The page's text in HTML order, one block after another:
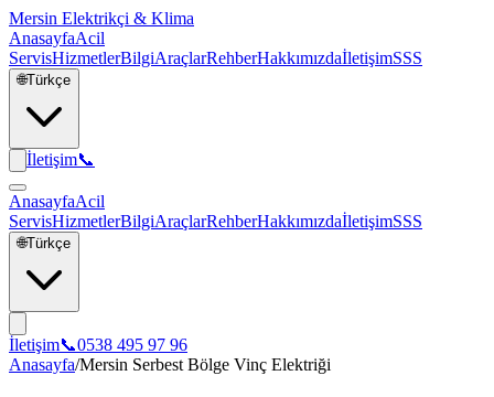
Mersin Elektrikçi & Klima
AnasayfaAcil
ServisHizmetlerBilgiAraçlarRehberHakkımızdaİletişimSSS
🌐Türkçe
İletişim📞
AnasayfaAcil
ServisHizmetlerBilgiAraçlarRehberHakkımızdaİletişimSSS
🌐Türkçe
İletişim📞0538 495 97 96
Anasayfa/Mersin Serbest Bölge Vinç Elektriği